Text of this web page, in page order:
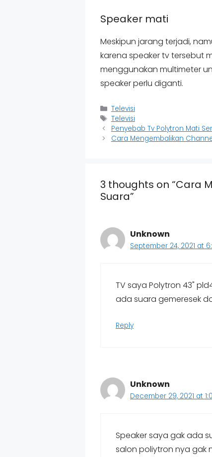
Speaker mati
Meskipun jarang terjadi,
karena speaker tv tersebut
menggunakan multimeter
speaker perlu diganti.
Categories
Televisi
Tags
Televisi
Penyebab Tv Polytron Mati
Cara Mengembalikan
3 thoughts on “Cara
Suara”
Unknown
September 24, 2021 at
TV saya Polytron 43"
ada suara gemeresek
Reply
Unknown
December 29, 2021 at
Speaker saya gak ada
salon poliytron nya gak